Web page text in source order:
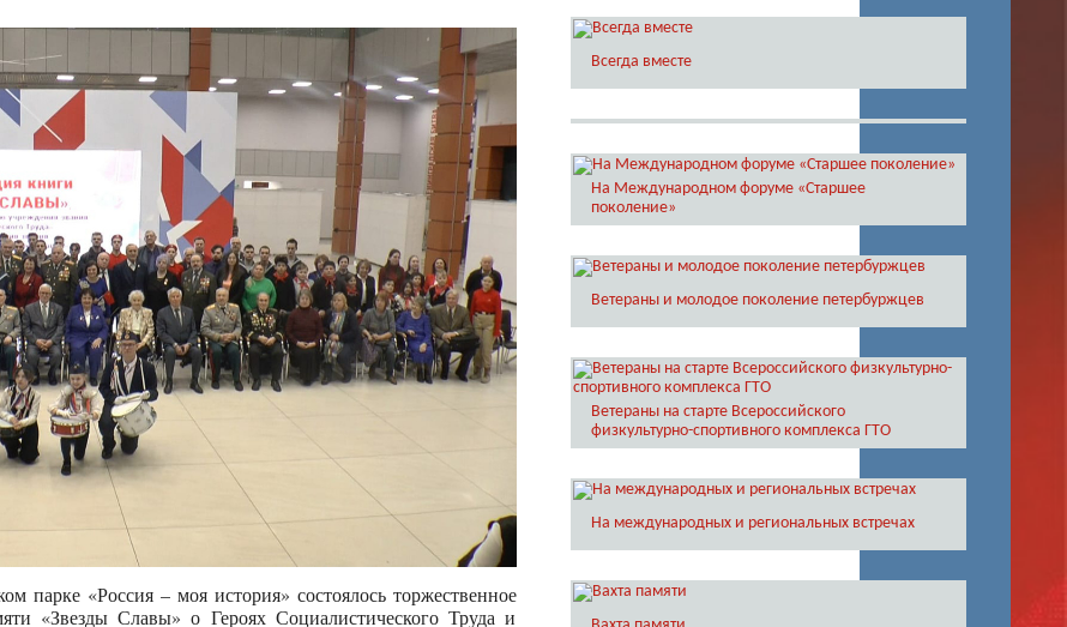
парке «Россия – моя история» состоялось торжественное
«Звезды Славы» о Героях Социалистического Труда и
Всегда вместе
На Международном форуме «Старшее
поколение»
Ветераны и молодое поколение петербуржцев
Ветераны на старте Всероссийского
физкультурно-спортивного комплекса ГТО
На международных и региональных встречах